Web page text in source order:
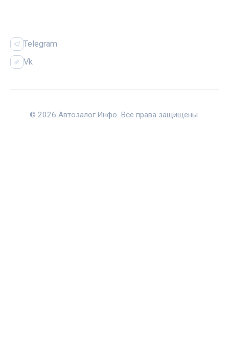
Telegram
Vk
© 2026 Автозалог.Инфо. Все права защищены.